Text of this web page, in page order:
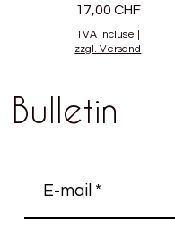
Prix
17,00 CHF
TVA Incluse
zzgl. Versand
Bulletin